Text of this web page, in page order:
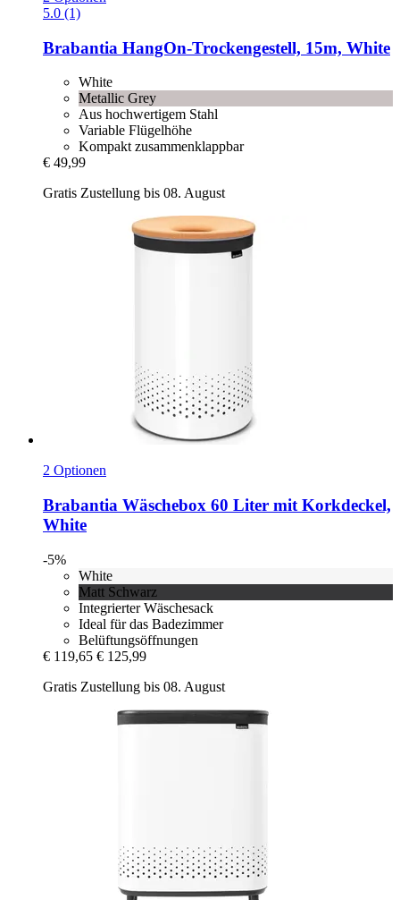
5.0 (1)
Brabantia HangOn-​Trockengestell, 15m, White
White
Metallic Grey
Aus hochwertigem Stahl
Variable Flügelhöhe
Kompakt zusammenklappbar
€ 49,99
Gratis Zustellung bis 08. August
2 Optionen
Brabantia Wäschebox 60 Liter mit Korkdeckel,
White
-5%
White
Matt Schwarz
Integrierter Wäschesack
Ideal für das Badezimmer
Belüftungsöffnungen
€ 119,65 € 125,99
Gratis Zustellung bis 08. August